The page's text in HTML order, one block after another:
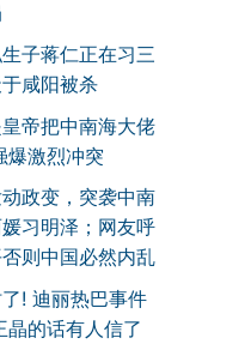
子蒋仁正在习三
咸阳被杀
帝把中南海大佬
爆激烈冲突
政变，突袭中南
习明泽；网友呼
则中国必然内乱
! 迪丽热巴事件
晶的话有人信了